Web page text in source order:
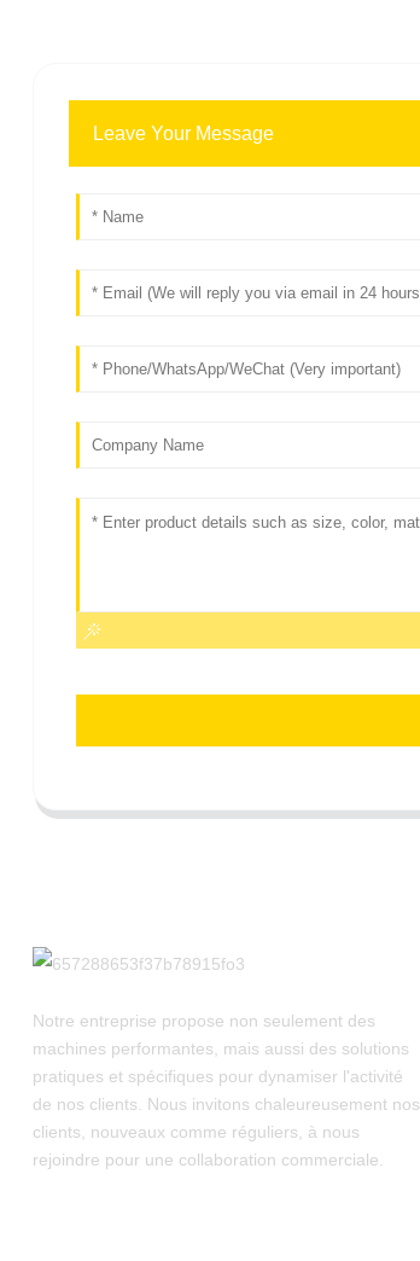
Leave Your Message
Notre entreprise propose non seulement des
machines performantes, mais aussi des solutions
pratiques et spécifiques pour dynamiser l'activité
de nos clients. Nous invitons chaleureusement nos
clients, nouveaux comme réguliers, à nous
rejoindre pour une collaboration commerciale.